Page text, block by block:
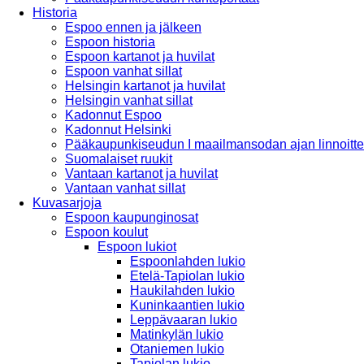
Historia
Espoo ennen ja jälkeen
Espoon historia
Espoon kartanot ja huvilat
Espoon vanhat sillat
Helsingin kartanot ja huvilat
Helsingin vanhat sillat
Kadonnut Espoo
Kadonnut Helsinki
Pääkaupunkiseudun I maailmansodan ajan
Suomalaiset ruukit
Vantaan kartanot ja huvilat
Vantaan vanhat sillat
Kuvasarjoja
Espoon kaupunginosat
Espoon koulut
Espoon lukiot
Espoonlahden lukio
Etelä-Tapiolan lukio
Haukilahden lukio
Kuninkaantien lukio
Leppävaaran lukio
Matinkylän lukio
Otaniemen lukio